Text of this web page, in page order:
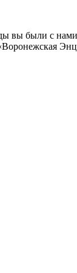
вы были с